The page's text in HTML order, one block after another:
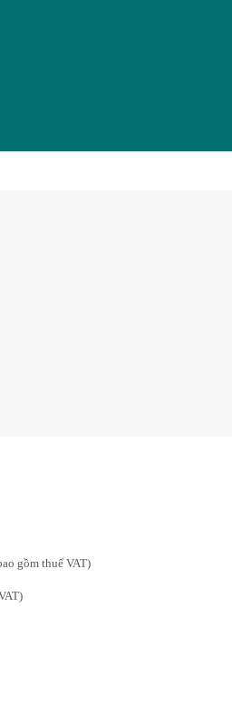
gồm thuế VAT)